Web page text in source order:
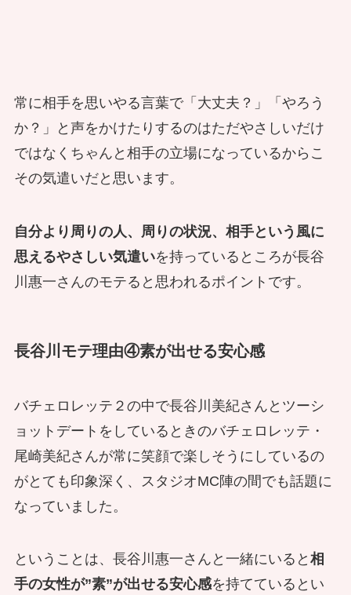
常に相手を思いやる言葉で「大丈夫？」「やろう
か？」と声をかけたりするのはただやさしいだけ
ではなくちゃんと相手の立場になっているからこ
その気遣いだと思います。
自分より周りの人、周りの状況、相手という風に
思えるやさしい気遣いを持っているところが長谷
川惠一さんのモテると思われるポイントです。
長谷川モテ理由④素が出せる安心感
バチェロレッテ２の中で長谷川美紀さんとツーシ
ョットデートをしているときのバチェロレッテ・
尾崎美紀さんが常に笑顔で楽しそうにしているの
がとても印象深く、スタジオMC陣の間でも話題に
なっていました。
ということは、長谷川惠一さんと一緒にいると 相
手の女性が”素”が出せる安心感を持てているとい